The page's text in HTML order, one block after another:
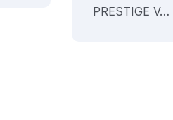
PRESTIGE V…